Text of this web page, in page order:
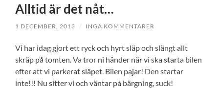
Alltid är det nåt…
1 DECEMBER, 2013 / INGA KOMMENTARER
Vi har idag gjort ett ryck och hyrt släp och slängt allt
skräp på tomten. Va tror ni händer när vi ska starta bilen
efter att vi parkerat släpet. Bilen pajar! Den startar
inte!!! Nu sitter vi och väntar på bärgning, suck!